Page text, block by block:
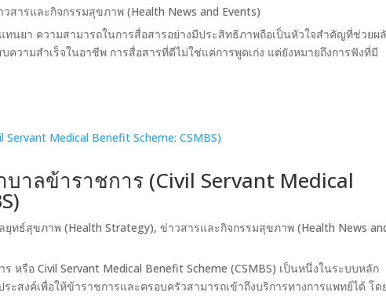
วสารและกิจกรรมสุขภาพ (Health News and Events)
ทนยา ความสามารถในการสื่อสารอย่างมีประสิทธิภาพถือเป็นหัวใจสำคัญที่ช่วยผ
ความสำเร็จในอาชีพ การสื่อสารที่ดีไม่ใช่แค่การพูดเก่ง แต่ยังหมายถึงการฟังที่มี
าลข้าราชการ (Civil Servant Medical
ยุทธ์สุขภาพ (Health Strategy),ข่าวสารและกิจกรรมสุขภาพ (Health News
หรือ Civil Servant Medical Benefit Scheme (CSMBS) เป็นหนึ่งในระบบหลัก
สงค์เพื่อให้ข้าราชการและครอบครัวสามารถเข้าถึงบริการทางการแพทย์ได้ โด